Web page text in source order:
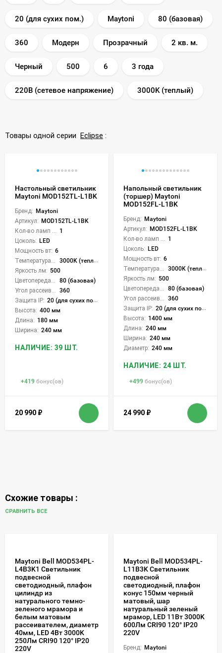
20 (для сухих пом.) Maytoni 80 (базовая)
360 Модерн Прозрачный 2 кв. м.
Черный 500 6 3 года
220В (сетевое напряжение) 3000K (теплый)
Товары одной серии Eclipse :
Настольный светильник
Maytoni MOD152TL-L1BK
Бренд: Maytoni
Артикул: MOD152TL-L1BK
1
Цоколь: LED
Мощность вт: 6
3000K (теплый)
Яркость лм: 500
80 (базовая)
360
Защита IP: 20 (для сухих пом.)
Высота: 400 мм
Длина: 180 мм
Ширина: 240 мм
НАЛИЧИЕ: 39 ШТ.
+419 бонус(ов)
20 990 ₽
Напольный светильник
(торшер) Maytoni
MOD152FL-L1BK
Бренд: Maytoni
Артикул: MOD152FL-L1BK
1
Цоколь: LED
Мощность вт: 6
3000K (теплый)
Яркость лм: 500
80 (базовая)
360
Защита IP: 20 (для сухих пом.)
Высота: 1400 мм
Длина: 240 мм
Ширина: 240 мм
Диаметр: 240 мм
НАЛИЧИЕ: 24 ШТ.
+499 бонус(ов)
24 990 ₽
Схожие товары :
СРАВНИТЬ ВСЕ
Maytoni Bell MOD534PL-
L4B3K1 Светильник
подвесной
светодиодный, плафон
цилиндр из
натурального темно-
зеленого мрамора и
белым матовым
рассеивателем, диаметр
40мм, LED 4Вт 3000K
250Лм CRI90 120° IP20
220V
Maytoni Bell MOD534PL-
L11B3K Светильник
подвесной
светодиодный, плафон
конус 150мм черный
матовый, шар
натуральный зеленый
мрамор, LED 11Вт 3000K
600Лм CRI90 120° IP20
220V
Бренд: Maytoni